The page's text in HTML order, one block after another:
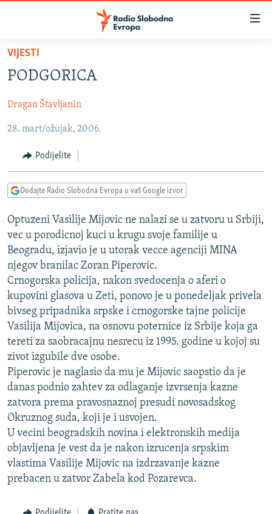
Pređite
glavni
Pređite
na
navigaciju
Pređite
na
pretragu
SRBIJA
KOSOVO
CRNA GORA
VIZUELNO
VIDEO
FOTOGALERIJE
INFOGRAFIKE
PODCASTI
RAT U UKRAJINI
KINA NA BALKANU
RSE PRIČE IZ SVIJETA
ISPRIČAJ MI
DNEVNO@RSE
SPECIJALI RSE
VIŠE OD NASLOVA
GENOCID U SREBRENICI
POPLAVE I KLIZIŠTA U BIH 2024.
TV LIBERTY
POST SCRIPTUM
MOJA EVROPA
TRI DECENIJE OD RATA U BIH
PRATITE NAS
Sve RFE/RL stranice
VIJESTI
PODGORICA
Dragan Štavljanin
28. mart/ožujak, 2006.
Podijelite
Dodajte Radio Slobodna Evropa u vaš Google izvor
Optuzeni Vasilije Mijovic ne nalazi se u zatvoru u Srbiji,
vec u porodicnoj kuci u krugu svoje familije u
Beogradu, izjavio je u utorak vecce agenciji MINA
njegov branilac Zoran Piperovic.
Crnogorska policija, nakon svedocenja o aferi o
kupovini glasova u Zeti, ponovo je u ponedeljak privela
bivseg pripadnika srpske i crnogorske tajne policije
Vasilija Mijovica, na osnovu poternice iz Srbije koja ga
tereti za saobracajnu nesrecu iz 1995. godine u kojoj su
zivot izgubile dve osobe.
Piperovic je naglasio da mu je Mijovic saopstio da je
danas podnio zahtev za odlaganje izvrsenja kazne
zatvora prema pravosnaznoj presudi novosadskog
Okruznog suda, koji je i usvojen.
U vecini beogradskih novina i elektronskih medija
objavljena je vest da je nakon izrucenja srpskim
vlastima Vasilije Mijovic na izdrzavanje kazne
prebacen u zatvor Zabela kod Pozarevca.